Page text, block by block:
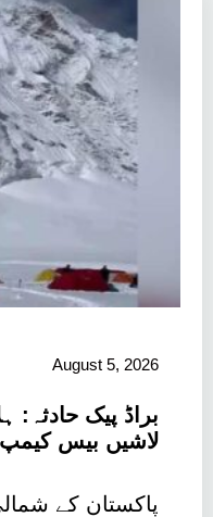
August 5, 2026
براڈ پیک حادثہ:
لاشیں بیس کیمپ
پاکستان کے